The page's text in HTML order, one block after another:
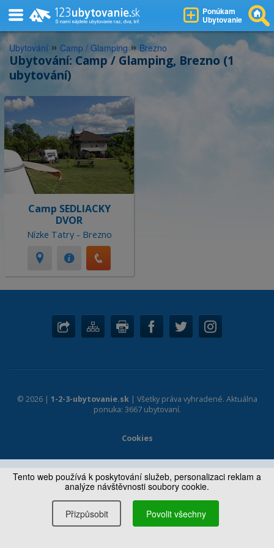
Tento web používá k poskytování služeb, personalizaci reklam a
analýze návštěvnosti soubory cookie.
Přizpůsobit Povolit všechny
Ponúkam
Ubytovanie
Ubytování » Camp / Glamping » Brezno
Ubytování: Camp / Glamping, Brezno (1
ubytování)
Camp SEDLIACKY
DVOR
Nízke Tatry - Brezno
© 2026 | 1-2-3-ubytovanie.sk| Všetky práva vyhradené. Aktuálna
ponuka: 3667 ubytovaní.
Cookies